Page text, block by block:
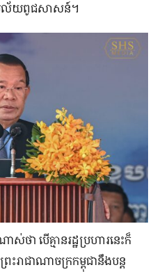
ប្រល័យពូជសាសន៍។
ថា បើគ្មានរដ្ឋប្រហារនេះក៏
រាជាណាចក្រកម្ពុជានឹងបន្ត